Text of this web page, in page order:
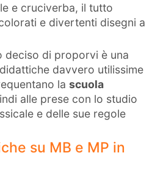
e cruciverba, il tutto
e divertenti disegni a
deciso di proporvi è una
davvero utilissime
lascuola
alle prese con lo studio
e delle sue regole
su MB e MP in